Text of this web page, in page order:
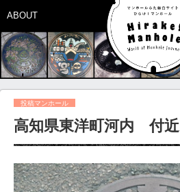
ABOUT
投稿マンホール
高知県東洋町河内 付近